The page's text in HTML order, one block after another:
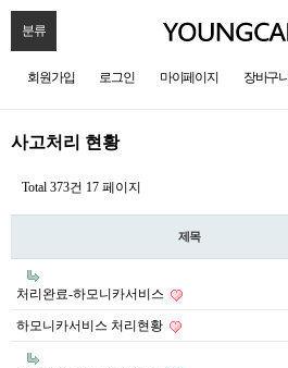
분류
회원가입 로그인 마이페이지 장바구니
사고처리 현황
Total 373건 17 페이지
제목
처리완료-하모니카서비스
하모니카서비스 처리현황